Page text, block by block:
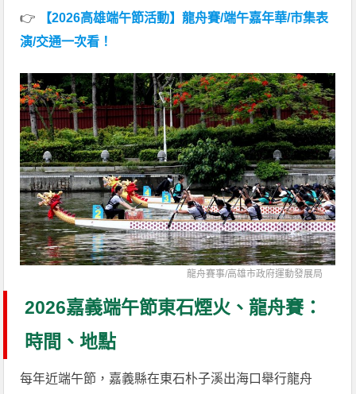
👉
【2026高雄端午節活動】龍舟賽/端午嘉年華/市集表
演/交通一次看！
龍舟賽事/高雄市政府運動發展局
2026嘉義端午節東石煙火、龍舟賽：
時間、地點
每年近端午節，嘉義縣在東石朴子溪出海口舉行龍舟